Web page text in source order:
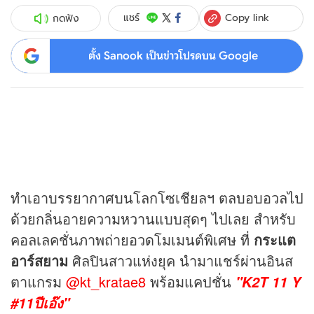
กดฟัง แชร์ Copy link
ตั้ง Sanook เป็นข่าวโปรดบน Google
ทำเอาบรรยากาศบนโลกโซเชียลฯ ตลบอบอวลไป
ด้วยกลิ่นอายความหวานแบบสุดๆ ไปเลย สำหรับ
คอลเลคชั่นภาพถ่ายอวดโมเมนต์พิเศษ ที่ กระแต
อาร์สยาม ศิลปินสาวแห่งยุค นำมาแชร์ผ่านอินส
ตาแกรม @kt_kratae8 พร้อมแคปชั่น "K2T 11 Y
#11ปีเอ๊ง"